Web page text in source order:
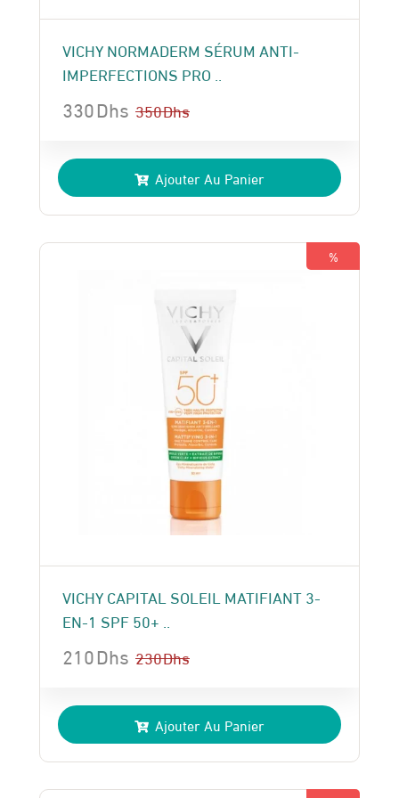
VICHY NORMADERM SÉRUM ANTI-
IMPERFECTIONS PRO ..
350Dhs
prix
initial
était :
350 Dhs.
330Dhs
prix
actuel
est :
330 Dhs.
Ajouter Au Panier
%
VICHY CAPITAL SOLEIL MATIFIANT 3-
EN-1 SPF 50+ ..
230Dhs
prix
initial
était :
210Dhs
prix
actuel
est :
Ajouter Au Panier